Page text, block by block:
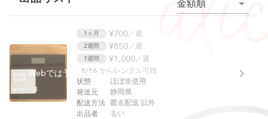
金額順
Webでは予約できません。アプリをご利用ください。
1ヶ月 ¥700／週
2週間 ¥850／週
1週間 ¥1,000／週
8/16 からレンタル可能
状態
発送元
配送方法
出品者
ほぼ未使用
静岡県
匿名配送 以外
るい